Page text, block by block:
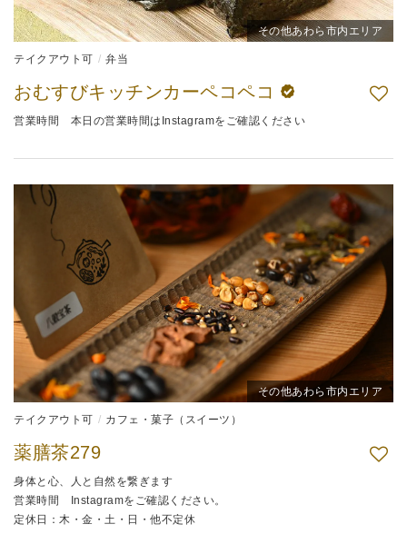
その他あわら市内エリア
テイクアウト可 弁当
おむすびキッチンカーペコペコ
営業時間 本日の営業時間はInstagramをご確認ください
その他あわら市内エリア
テイクアウト可 カフェ・菓子（スイーツ）
薬膳茶279
身体と心、人と自然を繋ぎます
営業時間 Instagramをご確認ください。
定休日：木・金・土・日・他不定休